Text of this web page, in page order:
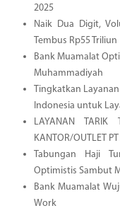
2025
Naik Dua Digit,
Tembus Rp55 Triliun
Bank Muamalat
Muhammadiyah
Tingkatkan
Indonesia untuk
LAYANAN TARIK
KANTOR/OUTLET
Tabungan Haji
Optimistis Sambut
Bank Muamalat
Work